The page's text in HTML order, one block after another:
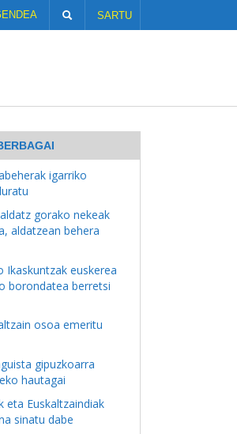
SARTU
igarriko
gorako nekeak
aldatzean behera
Ikaskuntzak euskerea
borondatea berretsi
osoa emeritu
gipuzkoarra
hautagai
eta Euskaltzaindiak
sinatu dabe